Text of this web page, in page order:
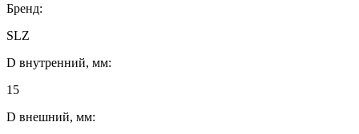
Бренд:
SLZ
D внутренний, мм:
15
D внешний, мм: